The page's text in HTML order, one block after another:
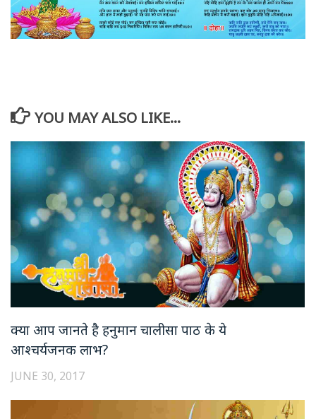
YOU MAY ALSO LIKE...
क्या आप जानते है हनुमान चालीसा पाठ के ये
आश्चर्यजनक लाभ?
JUNE 30, 2017